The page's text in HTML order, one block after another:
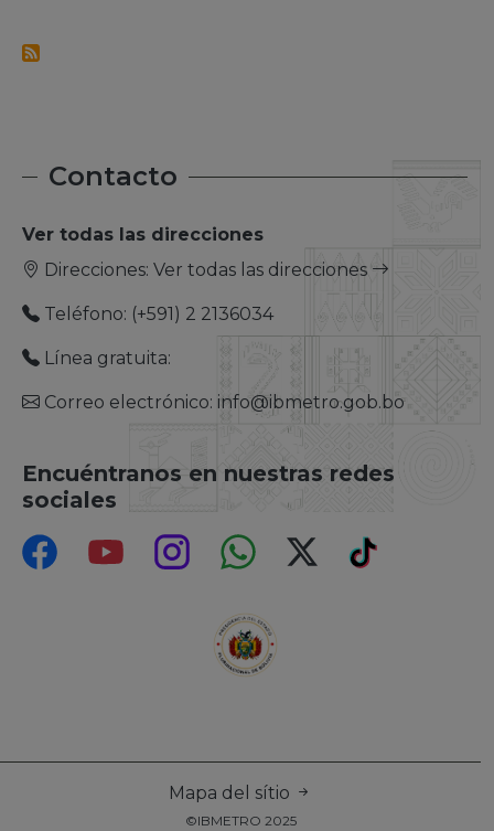
Contacto
Ver todas las direcciones
Direcciones: Ver todas las direcciones
Teléfono: (+591) 2 2136034
Línea gratuita:
Correo electrónico: info@ibmetro.gob.bo
Encuéntranos en nuestras redes
sociales
Mapa del sítio
©IBMETRO 2025